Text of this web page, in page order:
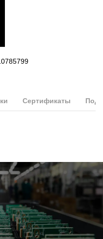
Сертификаты